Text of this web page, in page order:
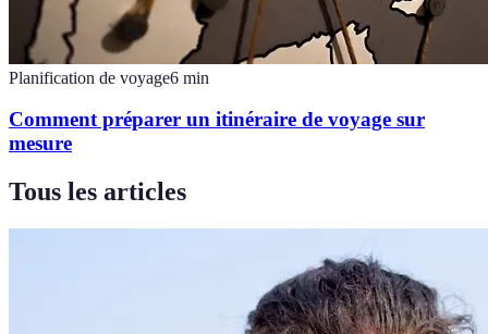
Planification de voyage6 min
Comment préparer un itinéraire de voyage sur
mesure
Tous les articles